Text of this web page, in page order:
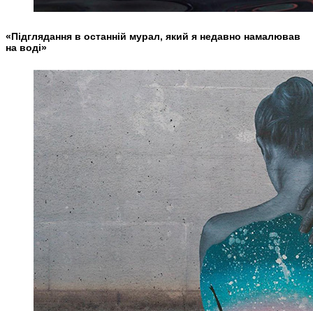
«Підглядання в останній мурал, який я недавно намалював
на воді»